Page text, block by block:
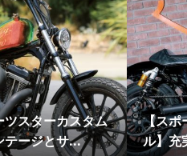
スターカスタム
テージとサ...
【スポ
ル】充